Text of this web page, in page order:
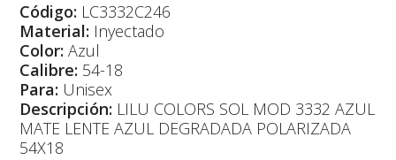
Código: LC3332C246
Material: Inyectado
Color: Azul
Calibre: 54-18
Para: Unisex
Descripción: LILU COLORS SOL MOD 3332 AZUL
MATE LENTE AZUL DEGRADADA POLARIZADA
54X18